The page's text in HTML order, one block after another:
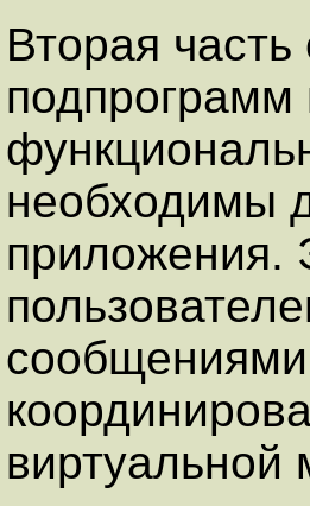
Вторая
необходимы
приложения.